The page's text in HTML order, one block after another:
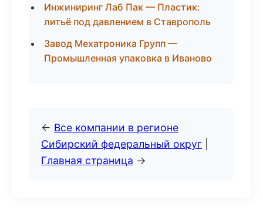
Инжиниринг Лаб Пак — Пластик:
литьё под давлением в Ставрополь
Завод Мехатроника Групп —
Промышленная упаковка в Иваново
← Все компании в регионе
Сибирский федеральный округ
Главная страница →